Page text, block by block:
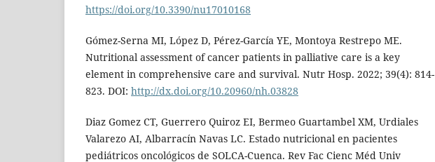
https://doi.org/10.3390/nu17010168
Gómez-Serna MI, López D, Pérez-García YE, Montoya Restrepo ME.
Nutritional assessment of cancer patients in palliative care is a key
element in comprehensive care and survival. Nutr Hosp. 2022; 39(4): 814-
823. DOI: http://dx.doi.org/10.20960/nh.03828
Diaz Gomez CT, Guerrero Quiroz EI, Bermeo Guartambel XM, Urdiales
Valarezo AI, Albarracín Navas LC. Estado nutricional en pacientes
pediátricos oncológicos de SOLCA-Cuenca. Rev Fac Cienc Méd Univ